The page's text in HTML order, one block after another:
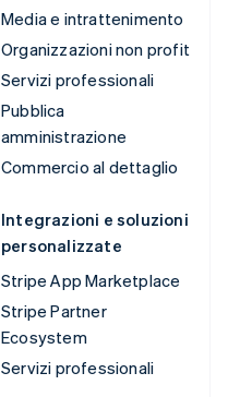
Media e intrattenimento
Organizzazioni non profit
Servizi professionali
Pubblica
amministrazione
Commercio al dettaglio
Integrazioni e soluzioni
personalizzate
Stripe App Marketplace
Stripe Partner
Ecosystem
Servizi professionali